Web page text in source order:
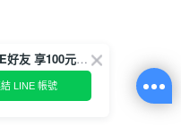
綁定LINE好友 享100元折價券
LINE 帳號